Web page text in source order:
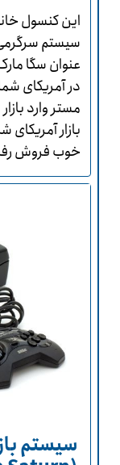
مستر وارد
بازار آمریکای
خوب فروش
سیستم